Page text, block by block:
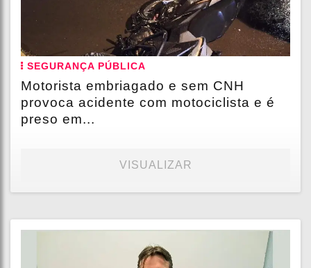
SEGURANÇA PÚBLICA
Motorista embriagado e sem CNH
provoca acidente com motociclista e é
preso em...
VISUALIZAR